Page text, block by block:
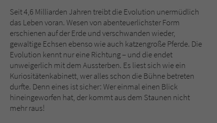
Seit 4,6 Milliarden Jahren treibt die Evolution unermüdlich
das Leben voran. Wesen von abenteuerlichster Form
erschienen auf der Erde und verschwanden wieder,
gewaltige Echsen ebenso wie auch katzengroße Pferde. Die
Evolution kennt nur eine Richtung – und die endet
unweigerlich mit dem Aussterben. Es liest sich wie ein
Kuriositätenkabinett, wer alles schon die Bühne betreten
durfte. Denn eines ist sicher: Wer einmal einen Blick
hineingeworfen hat, der kommt aus dem Staunen nicht
mehr raus!
überprüfen.